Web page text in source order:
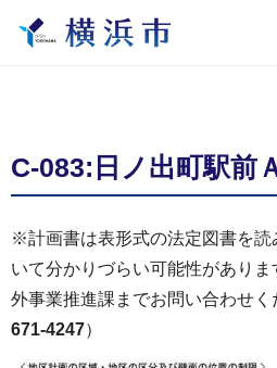
C-083:日ノ出町駅前
※計画書は表形式の法定図書を読
いて分かりづらい可能性があり
外事業推進課までお問い合わせく
671-4247）